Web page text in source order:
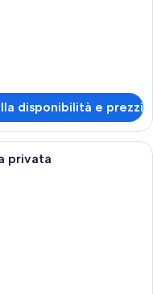
disponibilità e prezzi
piscina con lettini e ombrelloni,
privata